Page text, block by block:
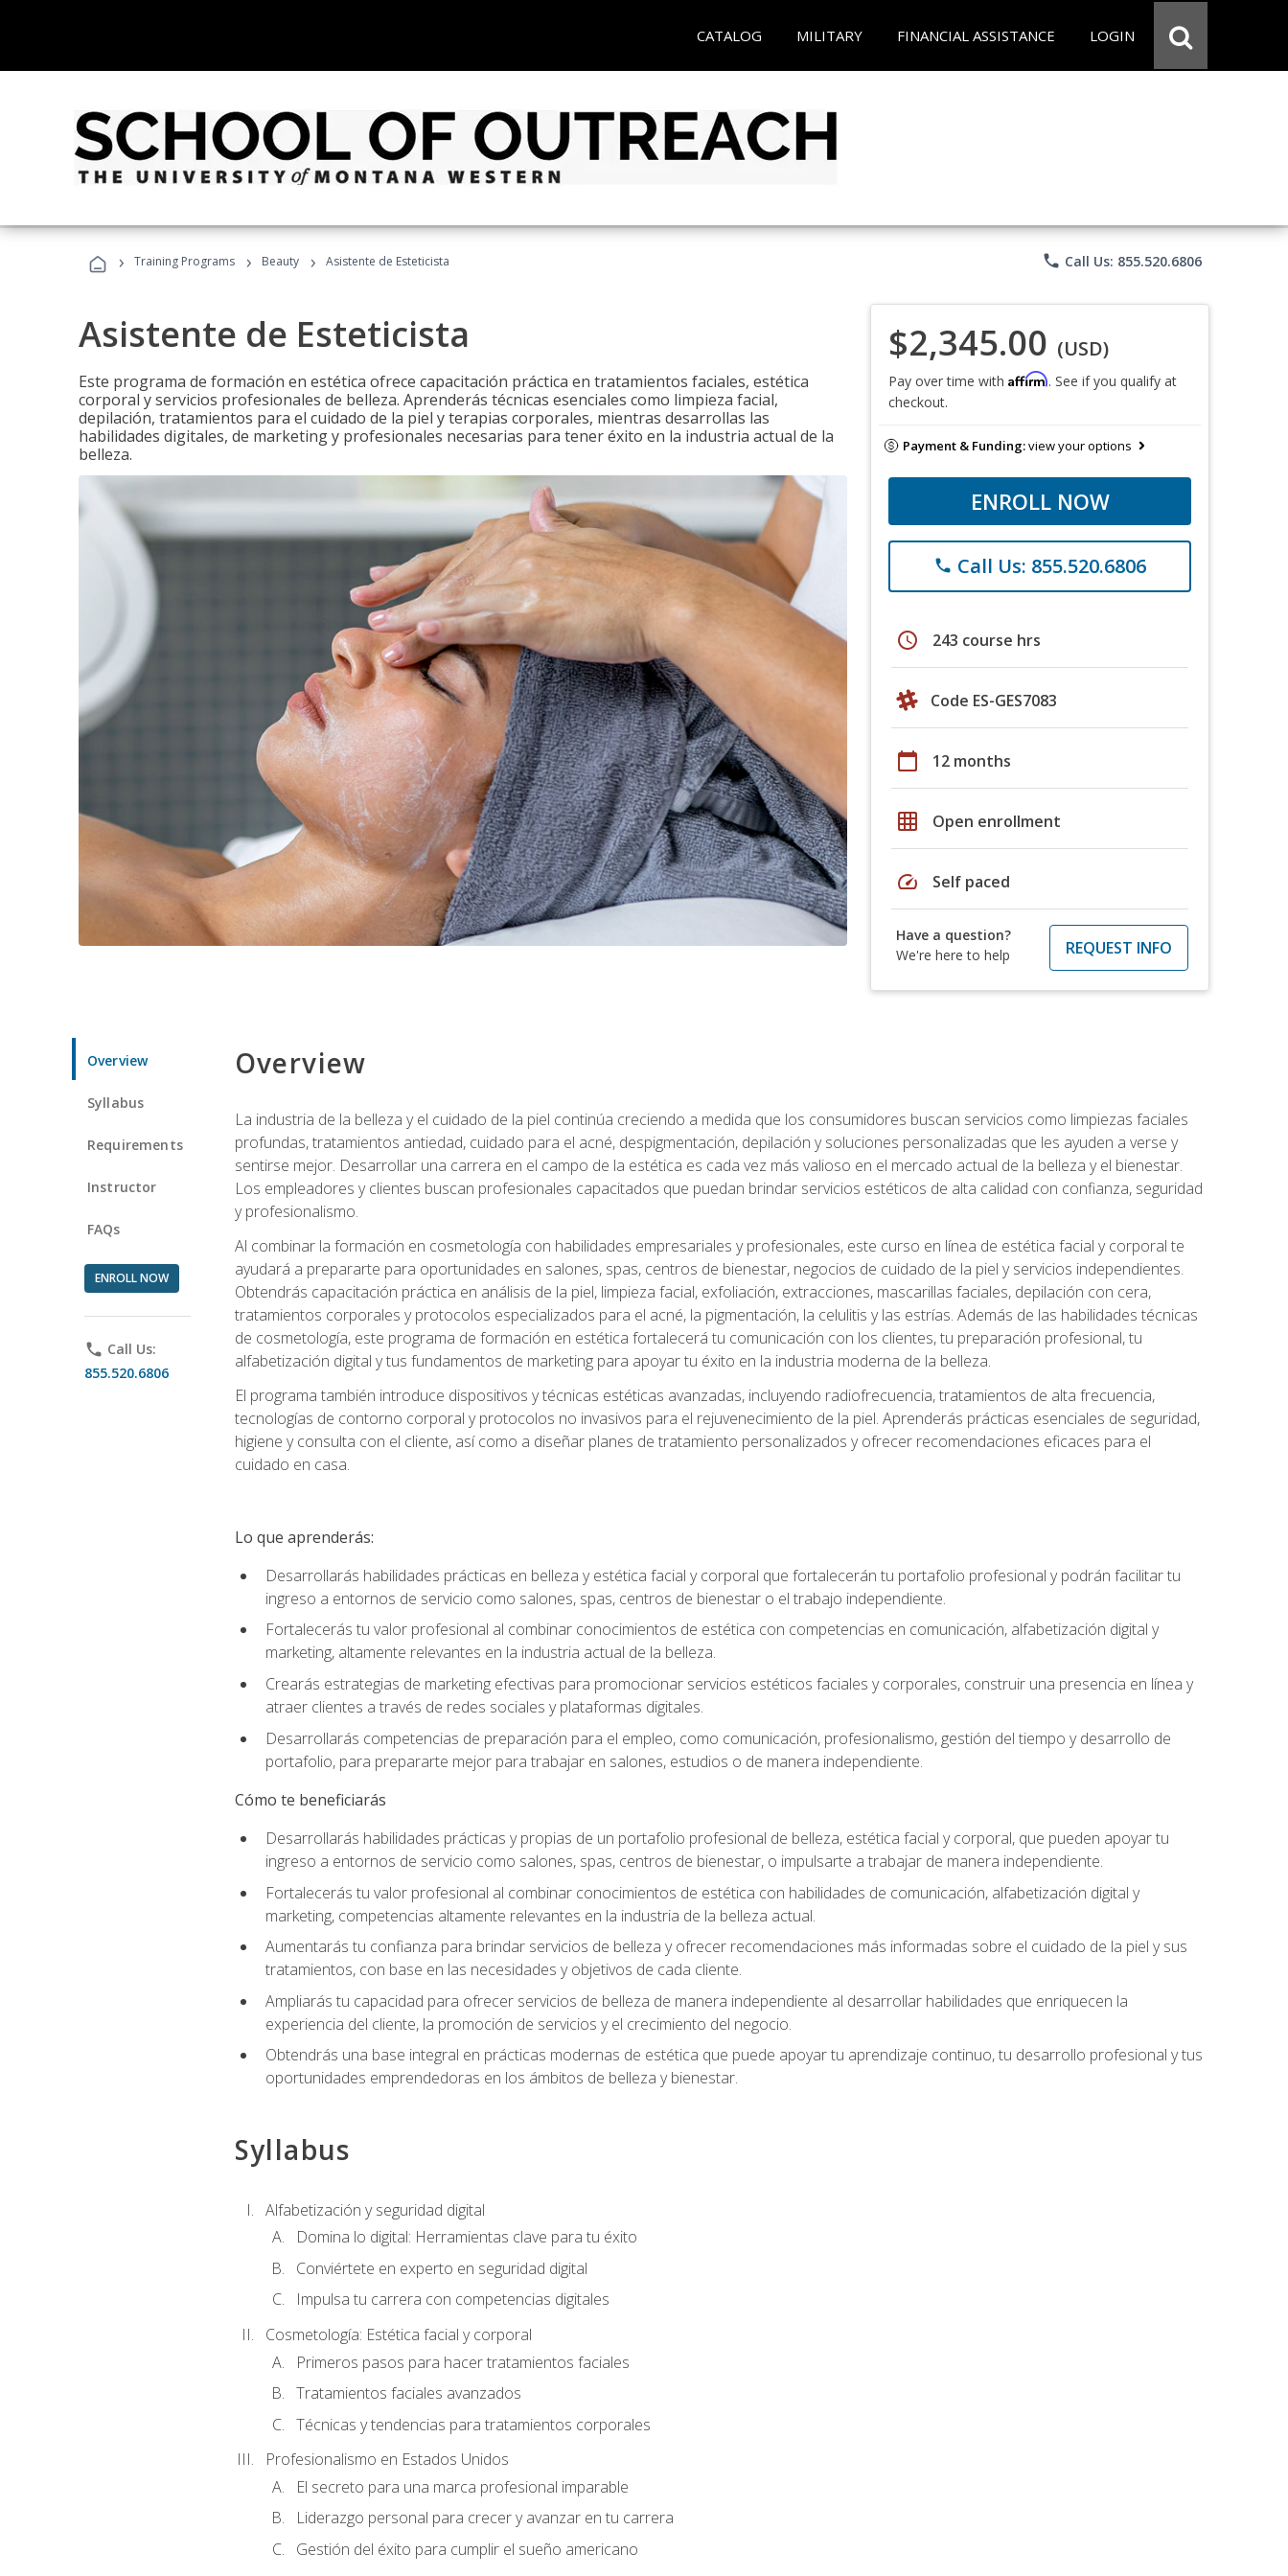
CATALOG MILITARY FINANCIAL ASSISTANCE LOGIN
› Training Programs › Beauty › Asistente de Esteticista phone Call Us: 855.520.6806
Asistente de Esteticista
Este programa de formación en estética ofrece capacitación práctica en tratamientos faciales, estética
corporal y servicios profesionales de belleza. Aprenderás técnicas esenciales como limpieza facial,
depilación, tratamientos para el cuidado de la piel y terapias corporales, mientras desarrollas las
habilidades digitales, de marketing y profesionales necesarias para tener éxito en la industria actual de la
belleza.
$2,345.00 (USD)
Pay over time with Affirm. See if you qualify at
checkout.
Payment & Funding:view your options
ENROLL NOW
phone Call Us: 855.520.6806
schedule 243 course hrs
Code ES-GES7083
calendar_today 12 months
grid_on Open enrollment
speed Self paced
Have a question?
We're here to help
REQUEST INFO
Overview
Syllabus
Requirements
Instructor
FAQs
ENROLL NOW
phone Call Us:
855.520.6806
Overview
La industria de la belleza y el cuidado de la piel continúa creciendo a medida que los consumidores buscan servicios como limpiezas faciales
profundas, tratamientos antiedad, cuidado para el acné, despigmentación, depilación y soluciones personalizadas que les ayuden a verse y
sentirse mejor. Desarrollar una carrera en el campo de la estética es cada vez más valioso en el mercado actual de la belleza y el bienestar.
Los empleadores y clientes buscan profesionales capacitados que puedan brindar servicios estéticos de alta calidad con confianza, seguridad
y profesionalismo.
Al combinar la formación en cosmetología con habilidades empresariales y profesionales, este curso en línea de estética facial y corporal te
ayudará a prepararte para oportunidades en salones, spas, centros de bienestar, negocios de cuidado de la piel y servicios independientes.
Obtendrás capacitación práctica en análisis de la piel, limpieza facial, exfoliación, extracciones, mascarillas faciales, depilación con cera,
tratamientos corporales y protocolos especializados para el acné, la pigmentación, la celulitis y las estrías. Además de las habilidades técnicas
de cosmetología, este programa de formación en estética fortalecerá tu comunicación con los clientes, tu preparación profesional, tu
alfabetización digital y tus fundamentos de marketing para apoyar tu éxito en la industria moderna de la belleza.
El programa también introduce dispositivos y técnicas estéticas avanzadas, incluyendo radiofrecuencia, tratamientos de alta frecuencia,
tecnologías de contorno corporal y protocolos no invasivos para el rejuvenecimiento de la piel. Aprenderás prácticas esenciales de seguridad,
higiene y consulta con el cliente, así como a diseñar planes de tratamiento personalizados y ofrecer recomendaciones eficaces para el
cuidado en casa.
Lo que aprenderás:
Desarrollarás habilidades prácticas en belleza y estética facial y corporal que fortalecerán tu portafolio profesional y podrán facilitar tu
ingreso a entornos de servicio como salones, spas, centros de bienestar o el trabajo independiente.
Fortalecerás tu valor profesional al combinar conocimientos de estética con competencias en comunicación, alfabetización digital y
marketing, altamente relevantes en la industria actual de la belleza.
Crearás estrategias de marketing efectivas para promocionar servicios estéticos faciales y corporales, construir una presencia en línea y
atraer clientes a través de redes sociales y plataformas digitales.
Desarrollarás competencias de preparación para el empleo, como comunicación, profesionalismo, gestión del tiempo y desarrollo de
portafolio, para prepararte mejor para trabajar en salones, estudios o de manera independiente.
Cómo te beneficiarás
Desarrollarás habilidades prácticas y propias de un portafolio profesional de belleza, estética facial y corporal, que pueden apoyar tu
ingreso a entornos de servicio como salones, spas, centros de bienestar, o impulsarte a trabajar de manera independiente.
Fortalecerás tu valor profesional al combinar conocimientos de estética con habilidades de comunicación, alfabetización digital y
marketing, competencias altamente relevantes en la industria de la belleza actual.
Aumentarás tu confianza para brindar servicios de belleza y ofrecer recomendaciones más informadas sobre el cuidado de la piel y sus
tratamientos, con base en las necesidades y objetivos de cada cliente.
Ampliarás tu capacidad para ofrecer servicios de belleza de manera independiente al desarrollar habilidades que enriquecen la
experiencia del cliente, la promoción de servicios y el crecimiento del negocio.
Obtendrás una base integral en prácticas modernas de estética que puede apoyar tu aprendizaje continuo, tu desarrollo profesional y tus
oportunidades emprendedoras en los ámbitos de belleza y bienestar.
Syllabus
Alfabetización y seguridad digital
Domina lo digital: Herramientas clave para tu éxito
Conviértete en experto en seguridad digital
Impulsa tu carrera con competencias digitales
Cosmetología: Estética facial y corporal
Primeros pasos para hacer tratamientos faciales
Tratamientos faciales avanzados
Técnicas y tendencias para tratamientos corporales
Profesionalismo en Estados Unidos
El secreto para una marca profesional imparable
Liderazgo personal para crecer y avanzar en tu carrera
Gestión del éxito para cumplir el sueño americano